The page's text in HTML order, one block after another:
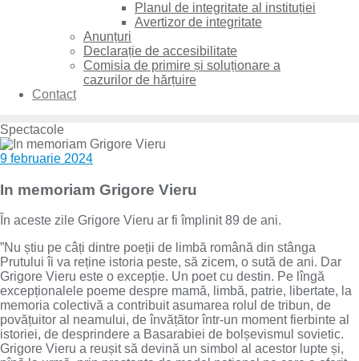
Planul de integritate al instituției
Avertizor de integritate
Anunțuri
Declarație de accesibilitate
Comisia de primire și soluționare a
cazurilor de hărțuire
Contact
Spectacole
9 februarie 2024
In memoriam Grigore Vieru
În aceste zile Grigore Vieru ar fi împlinit 89 de ani.
”Nu știu pe câți dintre poeții de limbă română din stânga
Prutului îi va reține istoria peste, să zicem, o sută de ani. Dar
Grigore Vieru este o excepție. Un poet cu destin. Pe lîngă
excepționalele poeme despre mamă, limbă, patrie, libertate, la
memoria colectivă a contribuit asumarea rolul de tribun, de
povățuitor al neamului, de învățător într-un moment fierbinte al
istoriei, de desprindere a Basarabiei de bolșevismul sovietic.
Grigore Vieru a reușit să devină un simbol al acestor lupte și,